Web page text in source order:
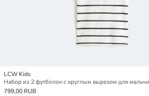
LCW Kids
799,00 RUB